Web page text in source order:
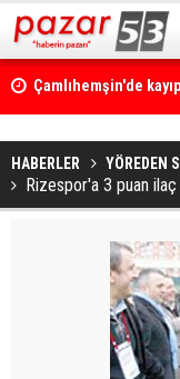
Çamlıhemşin'de
HABERLER YÖREDEN
Rizespor'a 3 puan ilaç